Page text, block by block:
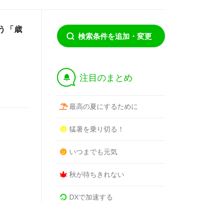
「歳
検索条件を追加・変更
† 注目のまとめ
最高の夏にするために
猛暑を乗り切る！
いつまでも元気
秋が待ちきれない
DXで加速する